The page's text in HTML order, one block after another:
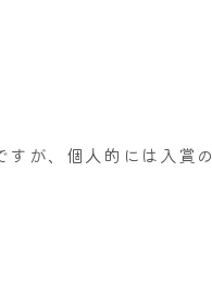
が、個人的には入賞